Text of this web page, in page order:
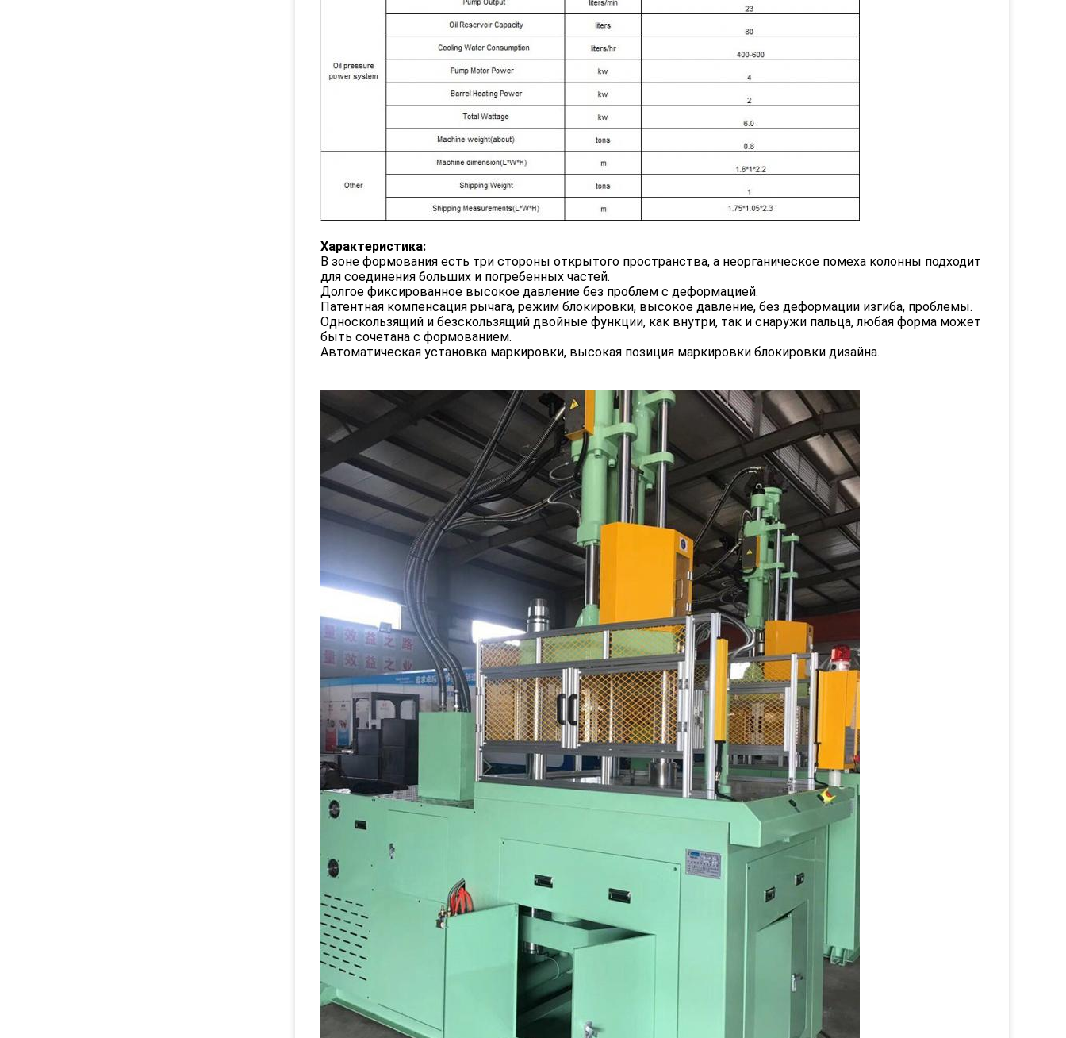
Характеристика:
В зоне формования есть три стороны открытого пространства, а неорганическое помеха колонны подходит
для соединения больших и погребенных частей.
Долгое фиксированное высокое давление без проблем с деформацией.
Патентная компенсация рычага, режим блокировки, высокое давление, без деформации изгиба, проблемы.
Односкользящий и безскользящий двойные функции, как внутри, так и снаружи пальца, любая форма может
быть сочетана с формованием.
Автоматическая установка маркировки, высокая позиция маркировки блокировки дизайна.